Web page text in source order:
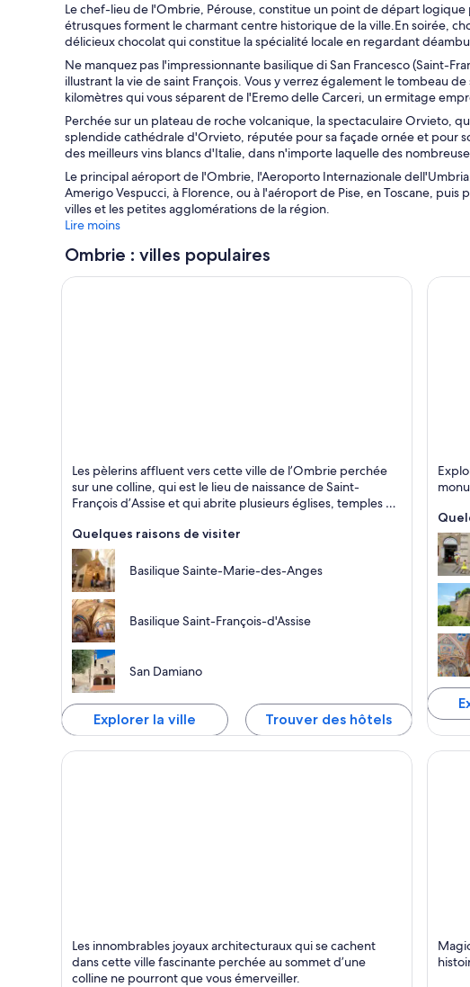
Une ville historique aux
Le chef-lieu de l'Ombrie, Pérouse, constitue un point de départ
étrusques forment le charmant centre historique de la ville.En soirée,
délicieux chocolat qui constitue la spécialité locale en regardant
Ne manquez pas l'impressionnante basilique di San Francesco (Saint-
illustrant la vie de saint François. Vous y verrez également le tombeau
kilomètres qui vous séparent de l'Eremo delle Carceri, un ermitage
Perchée sur un plateau de roche volcanique, la spectaculaire Orvieto,
splendide cathédrale d'Orvieto, réputée pour sa façade ornée et pour
des meilleurs vins blancs d'Italie, dans n'importe laquelle des
Le principal aéroport de l'Ombrie, l'Aeroporto Internazionale
Amerigo Vespucci, à Florence, ou à l'aéroport de Pise, en Toscane,
villes et les petites agglomérations de la région.
Lire moins
Ombrie : villes populaires
Assise
Cathédrales, Historique et Églises
Les pèlerins affluent vers cette ville de l’Ombrie perchée
sur une colline, qui est le lieu de naissance de Saint-
François d’Assise et qui abrite plusieurs églises, temples et
Quelques raisons de visiter
Basilique Sainte-Marie-des-Anges
Basilique Saint-François-d'Assise
San Damiano
Explorer la ville Trouver des hôtels
Pérouse
Historique, Campagne et Monuments
Les innombrables joyaux architecturaux qui se cachent
dans cette ville fascinante perchée au sommet d’une
colline ne pourront que vous émerveiller.